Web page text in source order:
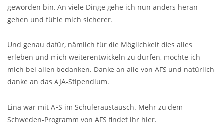
geworden bin. An viele Dinge gehe ich nun anders heran
gehen und fühle mich sicherer.
Und genau dafür, nämlich für die Möglichkeit dies alles
erleben und mich weiterentwickeln zu dürfen, möchte ich
mich bei allen bedanken. Danke an alle von AFS und natürlich
danke an das AJA-Stipendium.
Lina war mit AFS im Schüleraustausch. Mehr zu dem
Schweden-Programm von AFS findet ihr hier.